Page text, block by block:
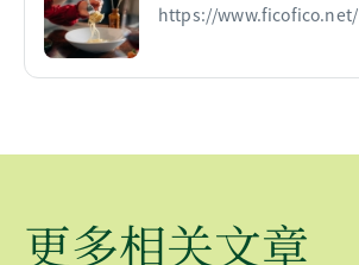
https://www.ficofico.net/
更多相关文章